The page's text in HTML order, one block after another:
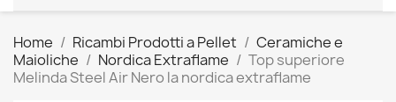
Home Ricambi Prodotti a Pellet
Ceramiche e
Maioliche
Nordica Extraflame
Top superiore
Melinda Steel Air Nero la nordica extraflame